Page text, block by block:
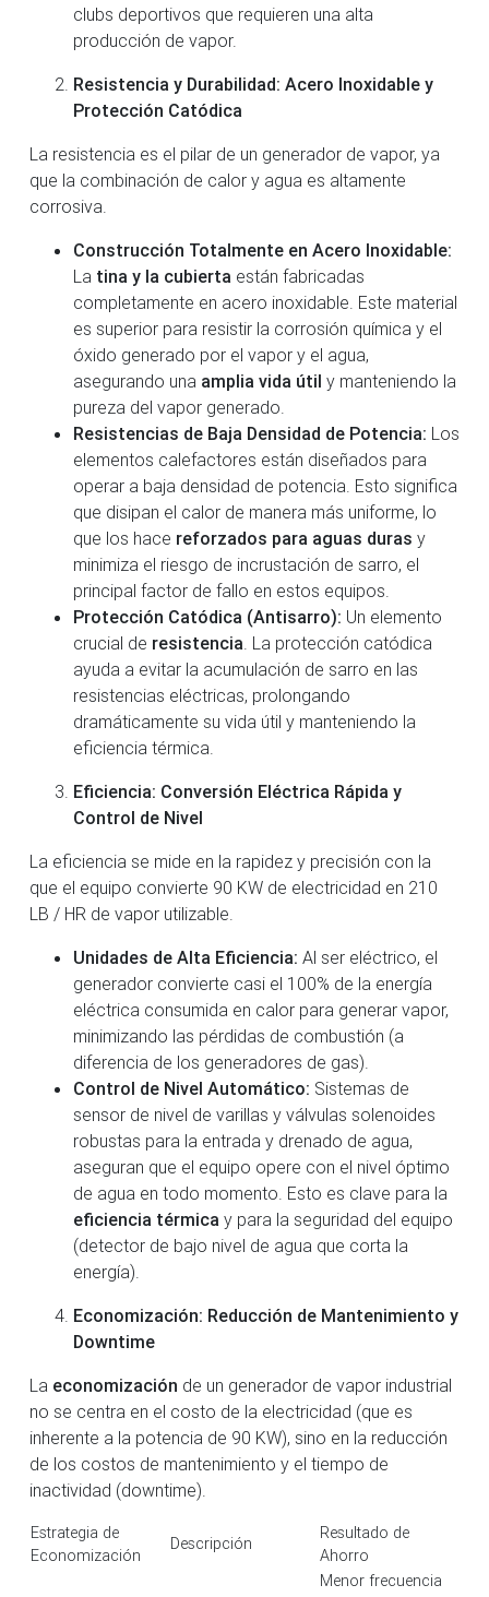
clubs deportivos que requieren una alta
producción de vapor.
Resistencia y Durabilidad: Acero Inoxidable y
Protección Catódica
La resistencia es el pilar de un generador de vapor, ya
que la combinación de calor y agua es altamente
corrosiva.
Construcción Totalmente en Acero Inoxidable:
La tina y la cubierta están fabricadas
completamente en acero inoxidable. Este material
es superior para resistir la corrosión química y el
óxido generado por el vapor y el agua,
asegurando una amplia vida útil y manteniendo la
pureza del vapor generado.
Resistencias de Baja Densidad de Potencia: Los
elementos calefactores están diseñados para
operar a baja densidad de potencia. Esto significa
que disipan el calor de manera más uniforme, lo
que los hace reforzados para aguas duras y
minimiza el riesgo de incrustación de sarro, el
principal factor de fallo en estos equipos.
Protección Catódica (Antisarro): Un elemento
crucial de resistencia . La protección catódica
ayuda a evitar la acumulación de sarro en las
resistencias eléctricas, prolongando
dramáticamente su vida útil y manteniendo la
eficiencia térmica.
Eficiencia: Conversión Eléctrica Rápida y
Control de Nivel
La eficiencia se mide en la rapidez y precisión con la
que el equipo convierte 90 KW de electricidad en 210
LB / HR de vapor utilizable.
Unidades de Alta Eficiencia: Al ser eléctrico, el
generador convierte casi el 100% de la energía
eléctrica consumida en calor para generar vapor,
minimizando las pérdidas de combustión (a
diferencia de los generadores de gas).
Control de Nivel Automático: Sistemas de
sensor de nivel de varillas y válvulas solenoides
robustas para la entrada y drenado de agua,
aseguran que el equipo opere con el nivel óptimo
de agua en todo momento. Esto es clave para la
eficiencia térmica y para la seguridad del equipo
(detector de bajo nivel de agua que corta la
energía).
Economización: Reducción de Mantenimiento y
Downtime
La economización de un generador de vapor industrial
no se centra en el costo de la electricidad (que es
inherente a la potencia de 90 KW), sino en la reducción
de los costos de mantenimiento y el tiempo de
inactividad (downtime).
Estrategia de
Economización
Descripción
Resultado de
Ahorro
Menor frecuencia